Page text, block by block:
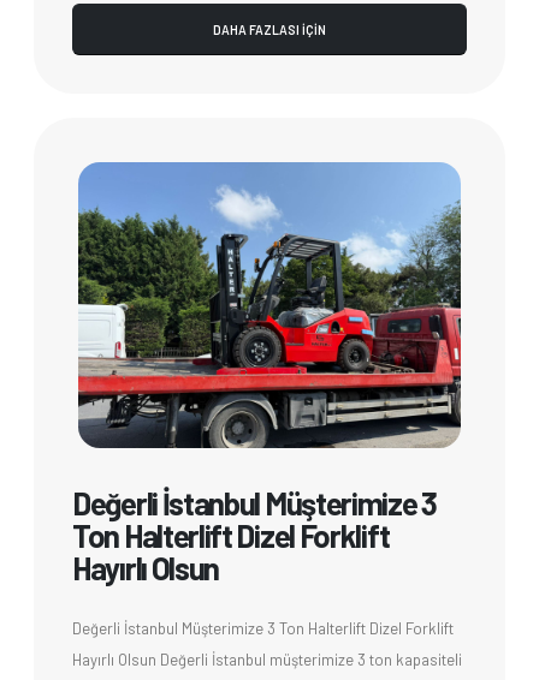
DAHA FAZLASI İÇİN
Değerli İstanbul Müşterimize 3
Ton Halterlift Dizel Forklift
Hayırlı Olsun
Değerli İstanbul Müşterimize 3 Ton Halterlift Dizel Forklift
Hayırlı Olsun Değerli İstanbul müşterimize 3 ton kapasiteli